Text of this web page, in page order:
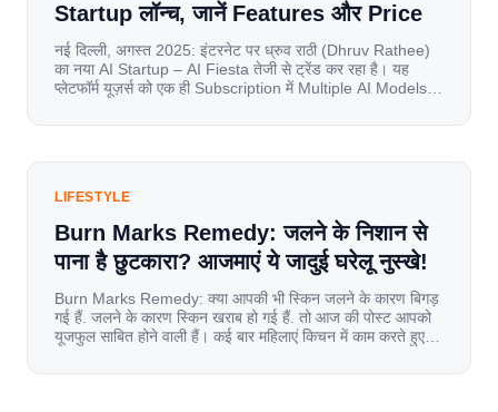
Startup लॉन्च, जानें Features और Price
नई दिल्ली, अगस्त 2025: इंटरनेट पर ध्रुव राठी (Dhruv Rathee)
का नया AI Startup – AI Fiesta तेजी से ट्रेंड कर रहा है। यह
प्लेटफॉर्म यूज़र्स को एक ही Subscription में Multiple AI Models
यूज़र्स का जबरदस्त रिस्पॉन्स लॉन्च के तुरंत […]
LIFESTYLE
Burn Marks Remedy: जलने के निशान से
पाना है छुटकारा? आजमाएं ये जादुई घरेलू नुस्खे!
Burn Marks Remedy: क्या आपकी भी स्किन जलने के कारण बिगड़
गई हैं. जलने के कारण स्किन खराब हो गई हैं. तो आज की पोस्ट आपको
यूजफुल साबित होने वाली हैं। कई बार महिलाएं किचन में काम करते हुए
[…]